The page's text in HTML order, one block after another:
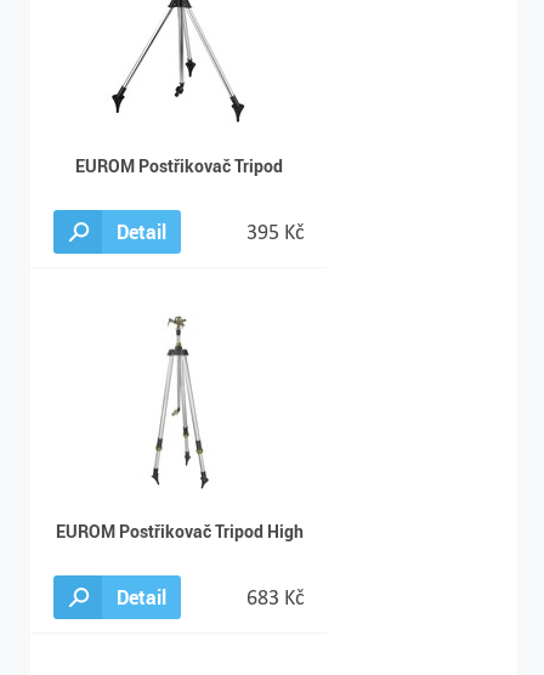
EUROM Postřikovač Tripod
Detail 395 Kč
EUROM Postřikovač Tripod High
Detail 683 Kč